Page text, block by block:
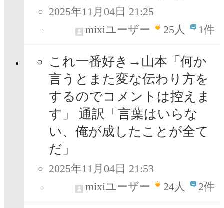
2025年11月04日 21:25
mixiユーザー
25人 1件
これ一番好き→山本「何か
言うとまた変な伝わり方を
するのでコメントは控えま
す」 通訳「言葉はいらな
い、俺が成したことが全て
だ」
2025年11月04日 21:53
mixiユーザー
24人 2件